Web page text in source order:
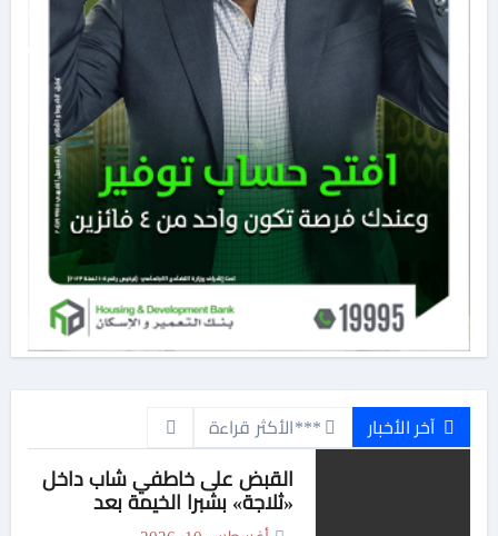
آخر الأخبار ***الأكثر قراءة
القبض على خاطفي شاب داخل
«ثلاجة» بشبرا الخيمة بعد
استغاثة لايف بـ30 دقيقة